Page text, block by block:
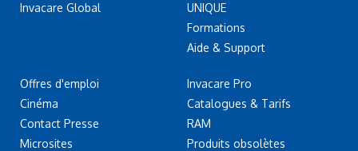
Invacare Global
Offres d'emploi
Cinéma
Contact Presse
Microsites
UNIQUE
Formations
Aide & Support
Invacare Pro
Catalogues & Tarifs
RAM
Produits obsolètes